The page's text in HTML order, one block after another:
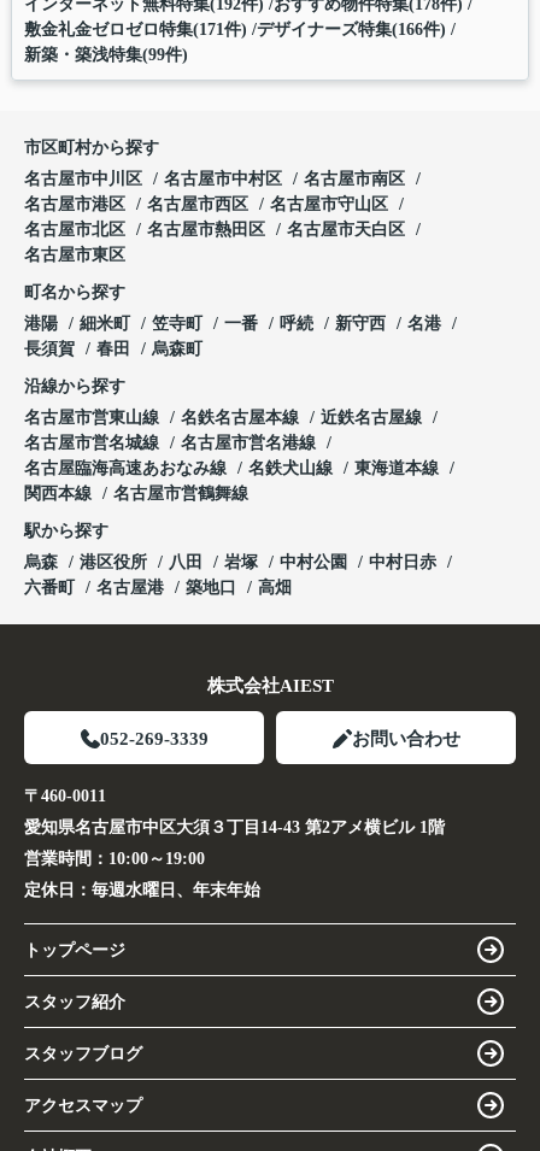
インターネット無料特集(192件) おすすめ物件特集(178件)
敷金礼金ゼロゼロ特集(171件) デザイナーズ特集(166件)
新築・築浅特集(99件)
市区町村から探す
名古屋市中川区
名古屋市中村区
名古屋市南区
名古屋市港区
名古屋市西区
名古屋市守山区
名古屋市北区
名古屋市熱田区
名古屋市天白区
名古屋市東区
町名から探す
港陽
細米町 笠寺町 一番 呼続 新守西
名港
長須賀
春田 烏森町
沿線から探す
名古屋市営東山線
名鉄名古屋本線
近鉄名古屋線
名古屋市営名城線
名古屋市営名港線
名古屋臨海高速あおなみ線
名鉄犬山線
東海道本線
関西本線
名古屋市営鶴舞線
駅から探す
烏森
港区役所 八田 岩塚 中村公園
中村日赤
六番町
名古屋港 築地口 高畑
株式会社AIEST
052-269-3339 お問い合わせ
〒460-0011
愛知県名古屋市中区大須３丁目14-43 第2アメ横ビル 1階
営業時間： 10:00～19:00
定休日： 毎週水曜日、年末年始
トップページ
スタッフ紹介
スタッフブログ
アクセスマップ